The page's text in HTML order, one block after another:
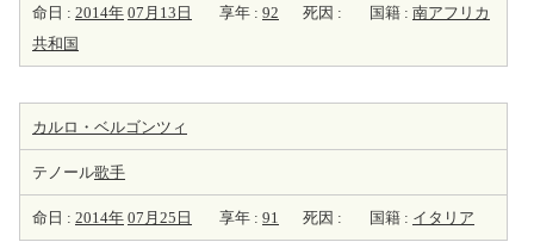
命日 : 2014年 07月13日 享年 : 92 死因 : 国籍 : 南アフリカ
共和国
カルロ・ベルゴンツィ
テノール歌手
命日 : 2014年 07月25日 享年 : 91 死因 : 国籍 : イタリア